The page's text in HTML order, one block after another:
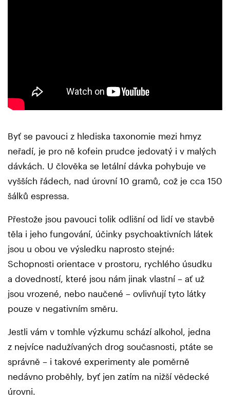
Byť se pavouci z hlediska taxonomie mezi hmyz
neřadí, je pro ně kofein prudce jedovatý i v malých
dávkách. U člověka se letální dávka pohybuje ve
vyšších řádech, nad úrovní 10 gramů, což je cca 150
šálků espressa.
Přestože jsou pavouci tolik odlišní od lidí ve stavbě
těla i jeho fungování, účinky psychoaktivních látek
jsou u obou ve výsledku naprosto stejné:
Schopnosti orientace v prostoru, rychlého úsudku
a dovedností, které jsou nám jinak vlastní – ať už
jsou vrozené, nebo naučené – ovlivňují tyto látky
pouze v negativním směru.
Jestli vám v tomhle výzkumu schází alkohol, jedna
z nejvíce nadužívaných drog současnosti, ptáte se
správně – i takové experimenty ale poměrně
nedávno proběhly, byť jen zatím na nižší vědecké
úrovni.